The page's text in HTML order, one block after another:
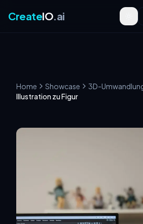
CreateIO.ai
Home Showcase
3D-
Illustration zu Figur